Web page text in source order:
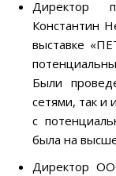
Директор
Константин
выставке
Были
сетями, так и
с
была на
Директор